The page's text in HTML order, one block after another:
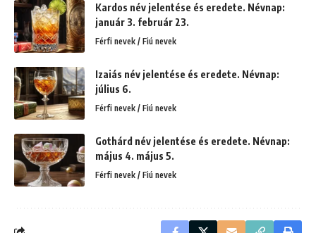
Kardos név jelentése és eredete. Névnap:
január 3. február 23.
Férfi nevek / Fiú nevek
Izaiás név jelentése és eredete. Névnap:
július 6.
Férfi nevek / Fiú nevek
Gothárd név jelentése és eredete. Névnap:
május 4. május 5.
Férfi nevek / Fiú nevek